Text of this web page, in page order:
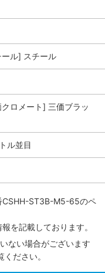
ール] スチール
ロメート] 三価ブラッ
ル並目
CSHH-ST3B-M5-65のペ
を記載しております。
ない場合がございます
ください。